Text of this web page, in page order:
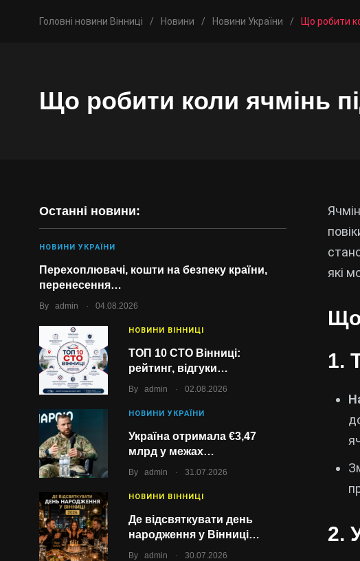
Головні новини Вінниці / Новини / Новини України / Що робити
Що робити коли ячмінь
Останні новини:
НОВИНИ УКРАЇНИ
Перехоплювачі, кошти на безпеку країни,
перенесення…
By admin . 04.08.2026
НОВИНИ ВІННИЦІ
ТОП 10 СТО Вінниці:
рейтинг, відгуки…
By admin . 02.08.2026
НОВИНИ УКРАЇНИ
Україна отримала €3,47
млрд у межах…
By admin . 31.07.2026
НОВИНИ ВІННИЦІ
Де відсвяткувати день
народження у Вінниці…
By admin . 30.07.2026
які
Що
1.
2.